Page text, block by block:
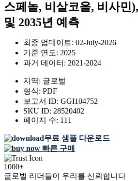
스페놀, 비살코올, 비사민
및 2035년 예측
최종 업데이트: 02-July-2026
기준 연도: 2025
과거 데이터: 2021-2024
지역: 글로벌
형식: PDF
보고서 ID: GGI104752
SKU ID: 28520402
페이지 수: 111
무료 샘플 다운로드
빠른 구매
1000+
글로벌 리더들이 우리를 신뢰합니다